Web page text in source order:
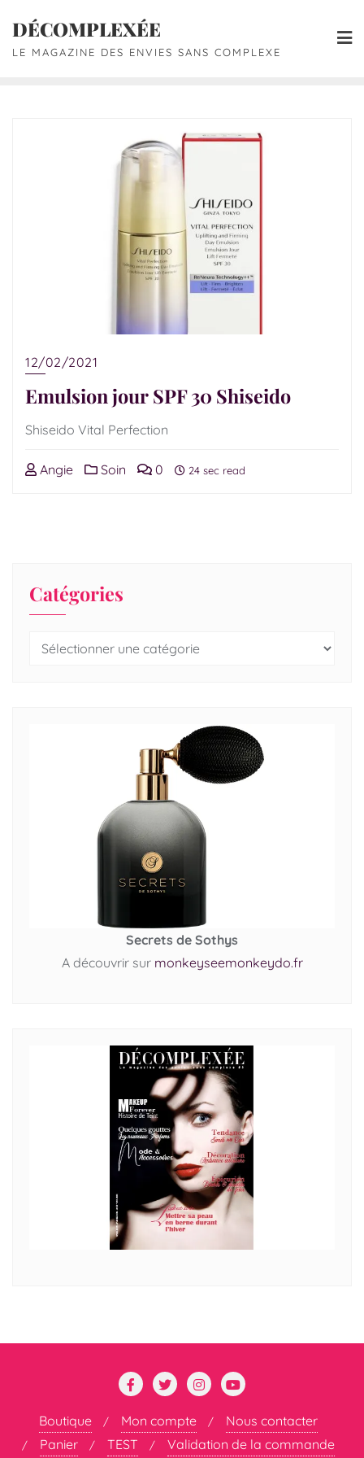
DÉCOMPLEXÉE
LE MAGAZINE DES ENVIES SANS COMPLEXE
12/02/2021
Emulsion jour SPF 30 Shiseido
Shiseido Vital Perfection
Angie Soin 0 24 sec read
Catégories
Secrets de Sothys
A découvrir sur monkeyseemonkeydo.fr
Boutique Mon compte
Nous contacter
Panier
TEST Validation de la commande